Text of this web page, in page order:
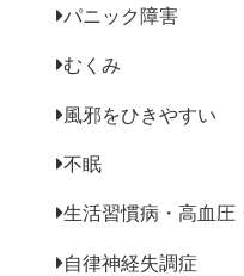
パニック障害
むくみ
風邪をひきやすい
不眠
生活習慣病・高血圧
自律神経失調症